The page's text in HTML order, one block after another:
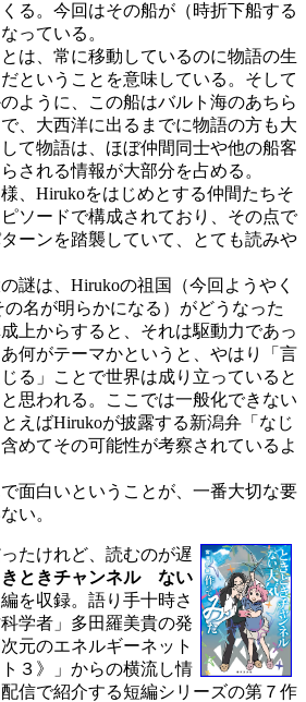
る。今回はその船が（時折下船する
っている。
は、常に移動しているのに物語の生
ということを意味している。そして
ように、この船はバルト海のあちら
、大西洋に出るまでに物語の方も大
て物語は、ほぼ仲間同士や他の船客
される情報が大部分を占める。
、Hirukoをはじめとする仲間たちそ
ソードで構成されており、その点で
ーンを踏襲していて、とても読みや
謎は、Hirukoの祖国（今回ようやく
の名が明らかになる）がどうなった
上からすると、それは駆動力であっ
何がテーマかというと、やはり「言
る」ことで世界は成り立っていると
思われる。ここでは一般化できない
えばHirukoが披露する新潟弁「なじ
めてその可能性が考察されているよ
面白いということが、一番大切な要
い。
たけれど、読むのが遅
きときチャンネル ない
を収録。語り手十時さ
学者」多田羅美貴の発
元のエネルギーネット
３》」からの横流し情
信で紹介する短編シリーズの第７作